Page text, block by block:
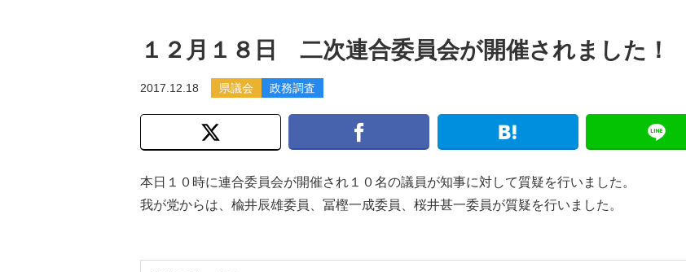
１２月１８日 二次連合委員会が開催されました！
2017.12.18 県議会 政務調査
本日１０時に連合委員会が開催され１０名の議員が知事に対して質疑を行いました。
我が党からは、楡井辰雄委員、冨樫一成委員、桜井甚一委員が質疑を行いました。